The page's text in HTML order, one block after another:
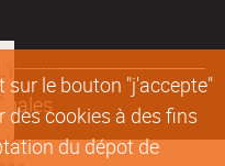
sur le bouton "j'accepte"
cookies à des fins
du dépot de